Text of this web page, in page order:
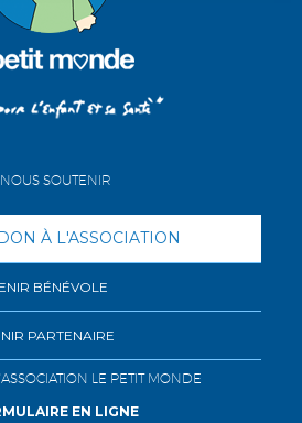
NOUS SOUTENIR
À L'ASSOCIATION
BÉNÉVOLE
PARTENAIRE
LE PETIT MONDE
EN LIGNE